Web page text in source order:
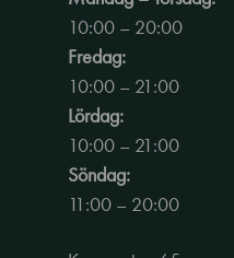
10:00 – 20:00
Fredag:
10:00 – 21:00
Lördag:
10:00 – 21:00
Söndag:
11:00 – 20:00